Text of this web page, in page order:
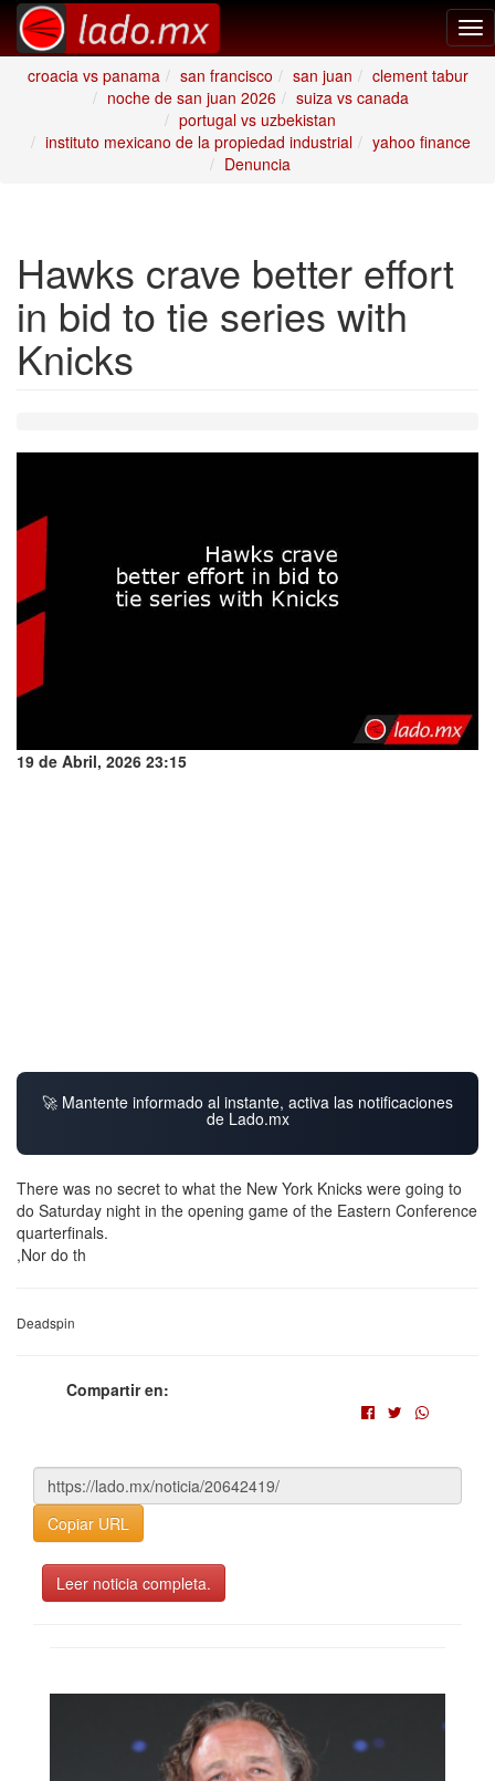
croacia vs panama
san francisco san juan
clement tabur
noche de san juan 2026
suiza vs canada
portugal vs uzbekistan
instituto mexicano de la propiedad industrial
yahoo finance
Denuncia
Hawks crave better effort
in bid to tie series with
Knicks
19 de Abril, 2026 23:15
🚀 Mantente informado al instante, activa las notificaciones
de Lado.mx
There was no secret to what the New York Knicks were going to
do Saturday night in the opening game of the Eastern Conference
quarterfinals.
,Nor do th
Deadspin
Compartir en:
Copiar URL
Leer noticia completa.